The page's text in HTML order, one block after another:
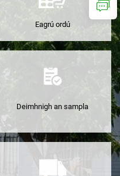
Eagrú ordú
Deimhnigh an sampla